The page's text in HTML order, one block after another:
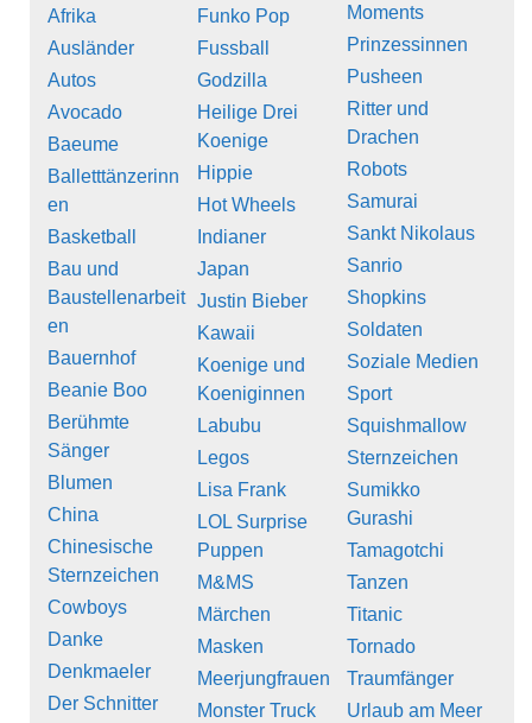
Afrika
Ausländer
Autos
Avocado
Baeume
Balletttänzerinn
en
Basketball
Bau und
Baustellenarbeit
en
Bauernhof
Beanie Boo
Berühmte
Sänger
Blumen
China
Chinesische
Sternzeichen
Cowboys
Danke
Denkmaeler
Der Schnitter
Funko Pop
Fussball
Godzilla
Heilige Drei
Koenige
Hippie
Hot Wheels
Indianer
Japan
Justin Bieber
Kawaii
Koenige und
Koeniginnen
Labubu
Legos
Lisa Frank
LOL Surprise
Puppen
M&MS
Märchen
Masken
Meerjungfrauen
Monster Truck
Moments
Prinzessinnen
Pusheen
Ritter und
Drachen
Robots
Samurai
Sankt Nikolaus
Sanrio
Shopkins
Soldaten
Soziale Medien
Sport
Squishmallow
Sternzeichen
Sumikko
Gurashi
Tamagotchi
Tanzen
Titanic
Tornado
Traumfänger
Urlaub am Meer